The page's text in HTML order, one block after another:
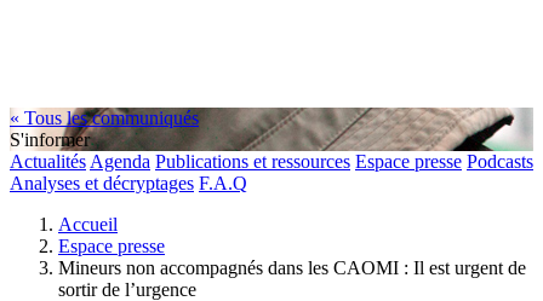
« Tous les communiqués
S'informer
Actualités Agenda Publications et ressources Espace presse Podcasts
Analyses et décryptages F.A.Q
Accueil
Espace presse
Mineurs non accompagnés dans les CAOMI : Il est urgent de
sortir de l’urgence